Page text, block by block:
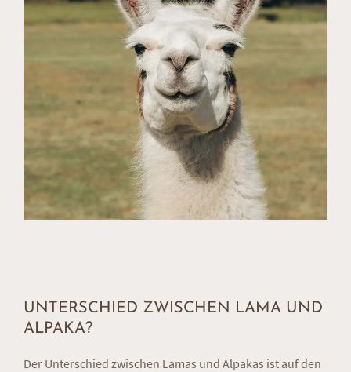
UNTERSCHIED ZWISCHEN LAMA UND
ALPAKA?
Der Unterschied zwischen Lamas und Alpakas ist auf den